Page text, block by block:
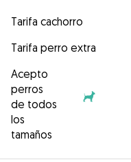
Tarifa cachorro
Tarifa perro extra
Acepto
perros
de todos
los
tamaños